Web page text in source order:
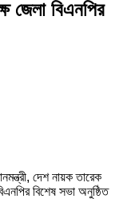
জেলা বিএনপির
দেশ নায়ক তারেক
বিশেষ সভা অনুষ্ঠিত